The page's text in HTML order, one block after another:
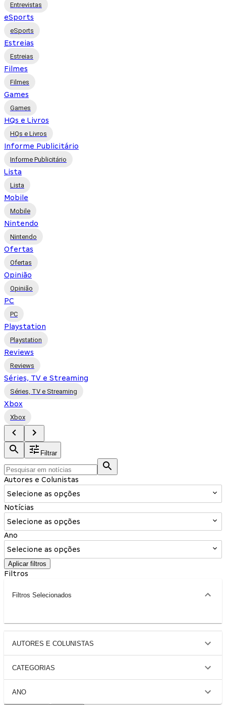
Entrevistas
eSports
eSports
Estreias
Estreias
Filmes
Filmes
Games
Games
HQs e Livros
HQs e Livros
Informe Publicitário
Informe Publicitário
Lista
Lista
Mobile
Mobile
Nintendo
Nintendo
Ofertas
Ofertas
Opinião
Opinião
PC
PC
Playstation
Playstation
Reviews
Reviews
Séries, TV e Streaming
Séries, TV e Streaming
Xbox
Xbox
Filtrar
Autores e Colunistas
Selecione as opções
Notícias
Selecione as opções
Ano
Selecione as opções
Aplicar filtros
Filtros
Filtros Selecionados
AUTORES E COLUNISTAS
CATEGORIAS
ANO